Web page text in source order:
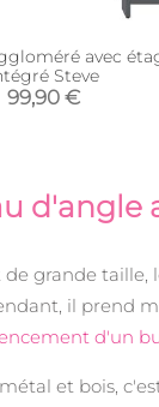
avec
Steve
99,90 €
d'angle
grande taille,
il prend
d'un
et bois,